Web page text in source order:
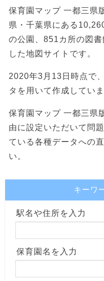
保育園マップ 一都三県
県・千葉県にある
の公園、851カ所の図
した地図サイトです。
2020年3月13日時点で
タを用いて作成していま
保育園マップ 一都三県
由に設定いただいて問
ている各種データへの
い。
キーワ
駅名や住所を入力
保育園名を入力